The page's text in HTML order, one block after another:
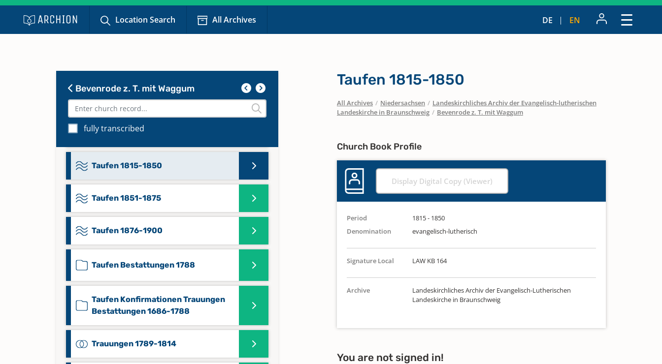
Location Search All Archives DE EN
Bevenrode z. T. mit Waggum
fully transcribed
Taufen 1648-1685
Taufen 1789-1814
Taufen 1815-1850
Taufen 1851-1875
Taufen 1876-1900
Taufen Bestattungen 1788
Taufen Konfirmationen Trauungen
Bestattungen 1686-1788
Trauungen 1789-1814
Taufen 1815-1850
All Archives / Niedersachsen / Landeskirchliches Archiv der Evangelisch-lutherischen
Landeskirche in Braunschweig / Bevenrode z. T. mit Waggum
Church Book Profile
Display Digital Copy (Viewer)
Period
1815 - 1850
Denomination
evangelisch-lutherisch
Signature Local LAW KB 164
Archive
Landeskirchliches Archiv der Evangelisch-Lutherischen
Landeskirche in Braunschweig
You are not signed in!